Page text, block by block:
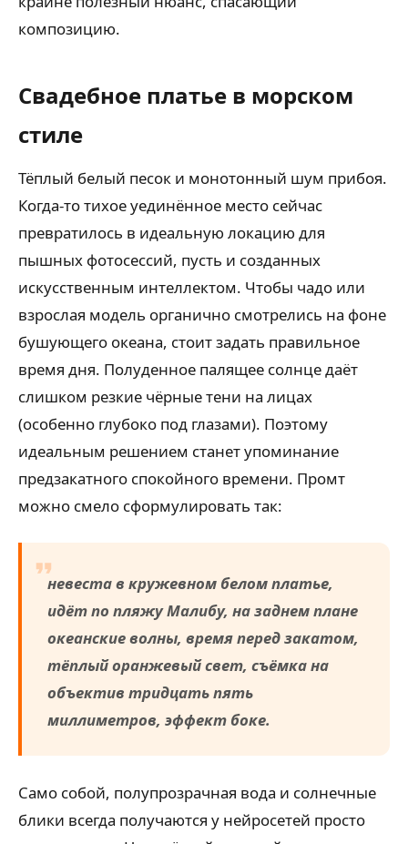
композицию.
Свадебное платье в морском
стиле
Тёплый белый песок и монотонный шум прибоя.
Когда-то тихое уединённое место сейчас
превратилось в идеальную локацию для
пышных фотосессий, пусть и созданных
искусственным интеллектом. Чтобы чадо или
взрослая модель органично смотрелись на фоне
бушующего океана, стоит задать правильное
время дня. Полуденное палящее солнце даёт
слишком резкие чёрные тени на лицах
(особенно глубоко под глазами). Поэтому
идеальным решением станет упоминание
предзакатного спокойного времени. Промт
можно смело сформулировать так:
невеста в кружевном белом платье,
идёт по пляжу Малибу, на заднем плане
океанские волны, время перед закатом,
тёплый оранжевый свет, съёмка на
объектив тридцать пять
миллиметров, эффект боке.
Само собой, полупрозрачная вода и солнечные
блики всегда получаются у нейросетей просто